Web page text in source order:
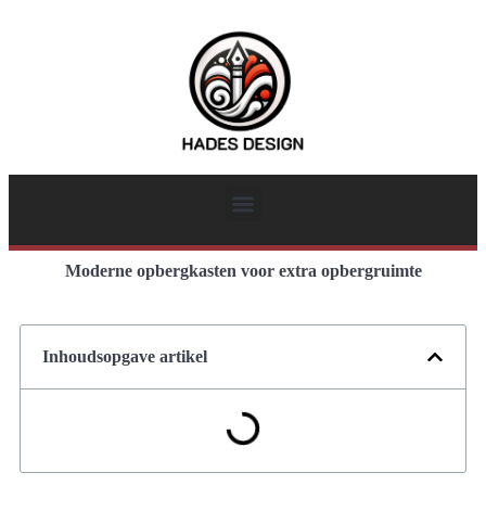
Moderne opbergkasten voor extra opbergruimte
Inhoudsopgave artikel